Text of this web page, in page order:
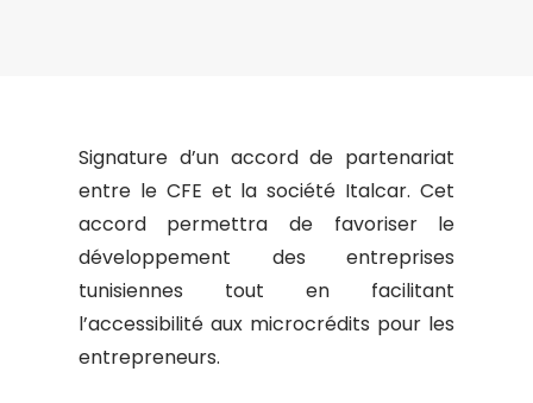
Signature d’un accord de partenariat
entre le CFE et la société Italcar. Cet
accord permettra de favoriser le
développement des entreprises
tunisiennes tout en facilitant
l’accessibilité aux microcrédits pour les
entrepreneurs.